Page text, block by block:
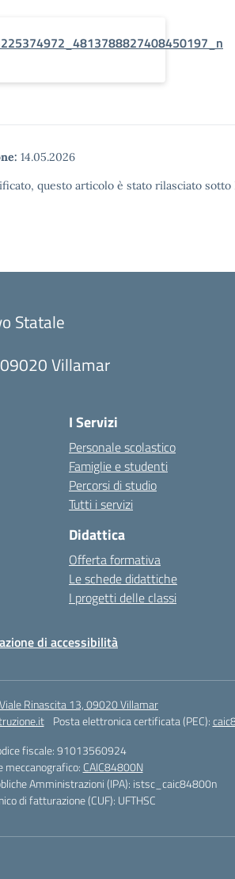
14.05.2026
questo articolo è stato rilasciato
Statale
Villamar
I Servizi
Personale scolastico
Famiglie e studenti
Percorsi di studio
Tutti i servizi
Didattica
Offerta formativa
Le schede didattiche
I progetti delle classi
di accessibilità
Viale Rinascita 13, 09020 Villamar
Posta elettronica certificata (PEC):
fiscale: 91013560924
meccanografico: CAIC84800N
Amministrazioni (IPA): istsc_caic84800n
di fatturazione (CUF): UFTHSC